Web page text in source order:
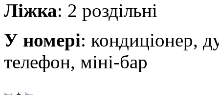
Ліжка: 2 роздільні
У номері: кондиціонер,
телефон, міні-бар